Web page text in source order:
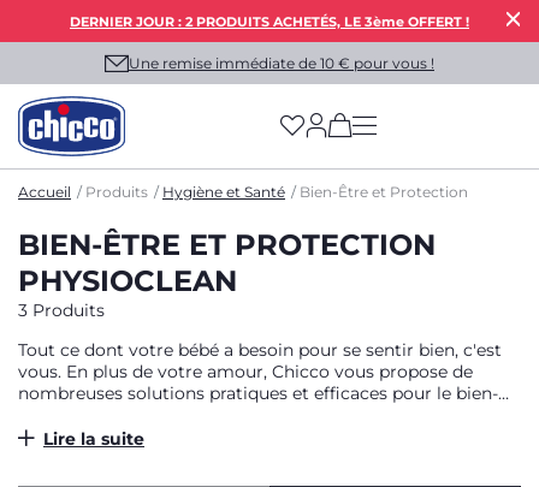
DERNIER JOUR : 2 PRODUITS ACHETÉS, LE 3ème OFFERT !
Une remise immédiate de 10 € pour vous !
(has more options
Accueil Produits Hygiène et Santé Bien-Être et Protection
BIEN-ÊTRE ET PROTECTION
PHYSIOCLEAN
3 Produits
Tout ce dont votre bébé a besoin pour se sentir bien, c'est
vous. En plus de votre amour, Chicco vous propose de
nombreuses solutions pratiques et efficaces pour le bien-
Lire la suite